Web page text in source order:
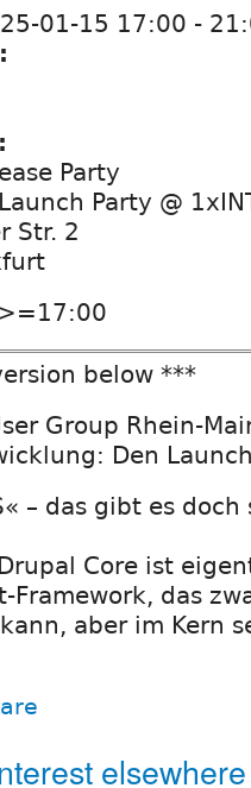
01-15 17:00 -
Party
Party @
Str. 2
below ***
Group Rhein-
Den
– das gibt es
Core ist
Framework, das
aber im Kern
elsewhere